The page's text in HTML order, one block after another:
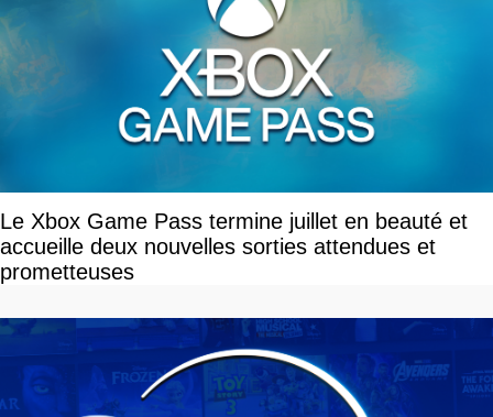
Le Xbox Game Pass termine juillet en beauté et
accueille deux nouvelles sorties attendues et
prometteuses